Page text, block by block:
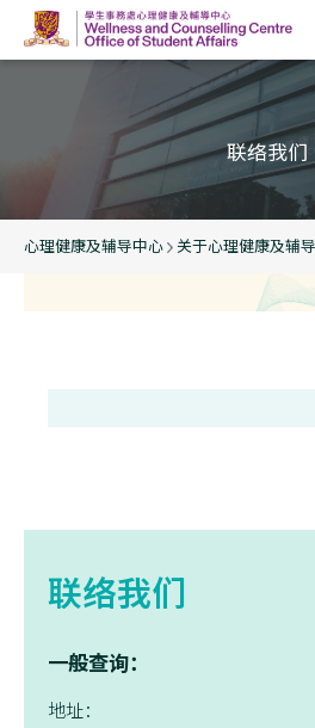
联络我们
心理健康及辅导中心 关于心理健康及辅
联络我们
一般查询：
地址：